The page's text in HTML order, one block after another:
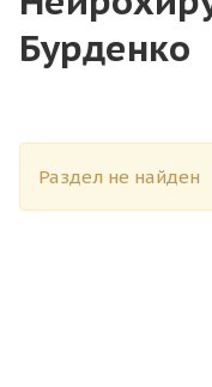
Бурденко
Раздел не найден